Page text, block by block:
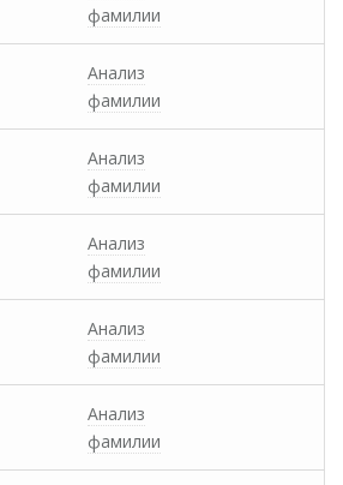
фамилии
Анализ
фамилии
Анализ
фамилии
Анализ
фамилии
Анализ
фамилии
Анализ
фамилии